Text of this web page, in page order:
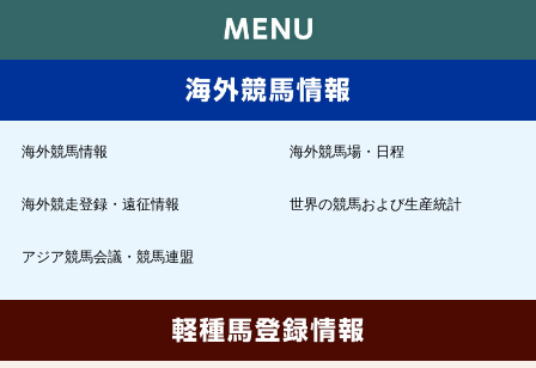
海外競馬情報 海外競馬場・日程
海外競走登録・遠征情報 世界の競馬および生産統計
アジア競馬会議・競馬連盟